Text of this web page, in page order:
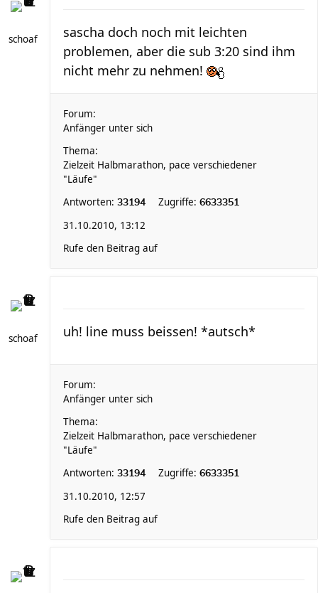
schoaf
sascha doch noch mit leichten
problemen, aber die sub 3:20 sind ihm
nicht mehr zu nehmen!
Forum:
Anfänger unter sich
Thema:
Zielzeit Halbmarathon, pace verschiedener
"Läufe"
Antworten: 33194 Zugriffe: 6633351
31.10.2010, 13:12
Rufe den Beitrag auf
schoaf uh! line muss beissen! *autsch*
Forum:
Anfänger unter sich
Thema:
Zielzeit Halbmarathon, pace verschiedener
"Läufe"
Antworten: 33194 Zugriffe: 6633351
31.10.2010, 12:57
Rufe den Beitrag auf